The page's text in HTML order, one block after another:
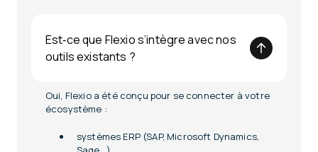
Est‑ce que Flexio s’intègre avec nos
outils existants ?
Oui, Flexio a été conçu pour se connecter à votre
écosystème :
systèmes ERP (SAP, Microsoft Dynamics,